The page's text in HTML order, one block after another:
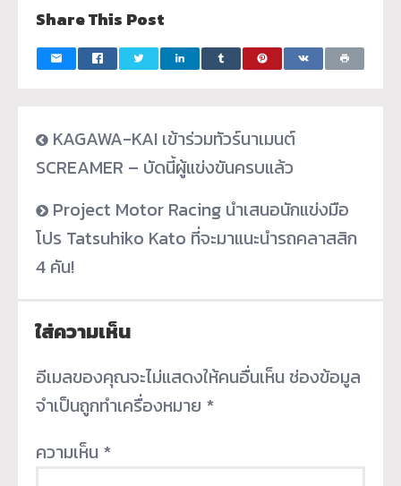
Share This Post
KAGAWA-KAI เข้าร่วมทัวร์นาเมนต์
SCREAMER – บัดนี้ผู้แข่งขันครบแล้ว
Project Motor Racing นำเสนอนักแข่งมือ
โปร Tatsuhiko Kato ที่จะมาแนะนำรถคลาสสิก
4 คัน!
ใส่ความเห็น
อีเมลของคุณจะไม่แสดงให้คนอื่นเห็น ช่องข้อมูล
จำเป็นถูกทำเครื่องหมาย *
ความเห็น *